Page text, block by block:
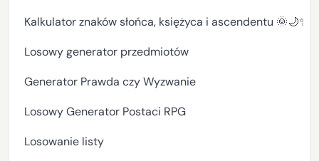
Kalkulator znaków słońca, księżyca i ascendentu 🌞🌙✨
Losowy generator przedmiotów
Generator Prawda czy Wyzwanie
Losowy Generator Postaci RPG
Losowanie listy